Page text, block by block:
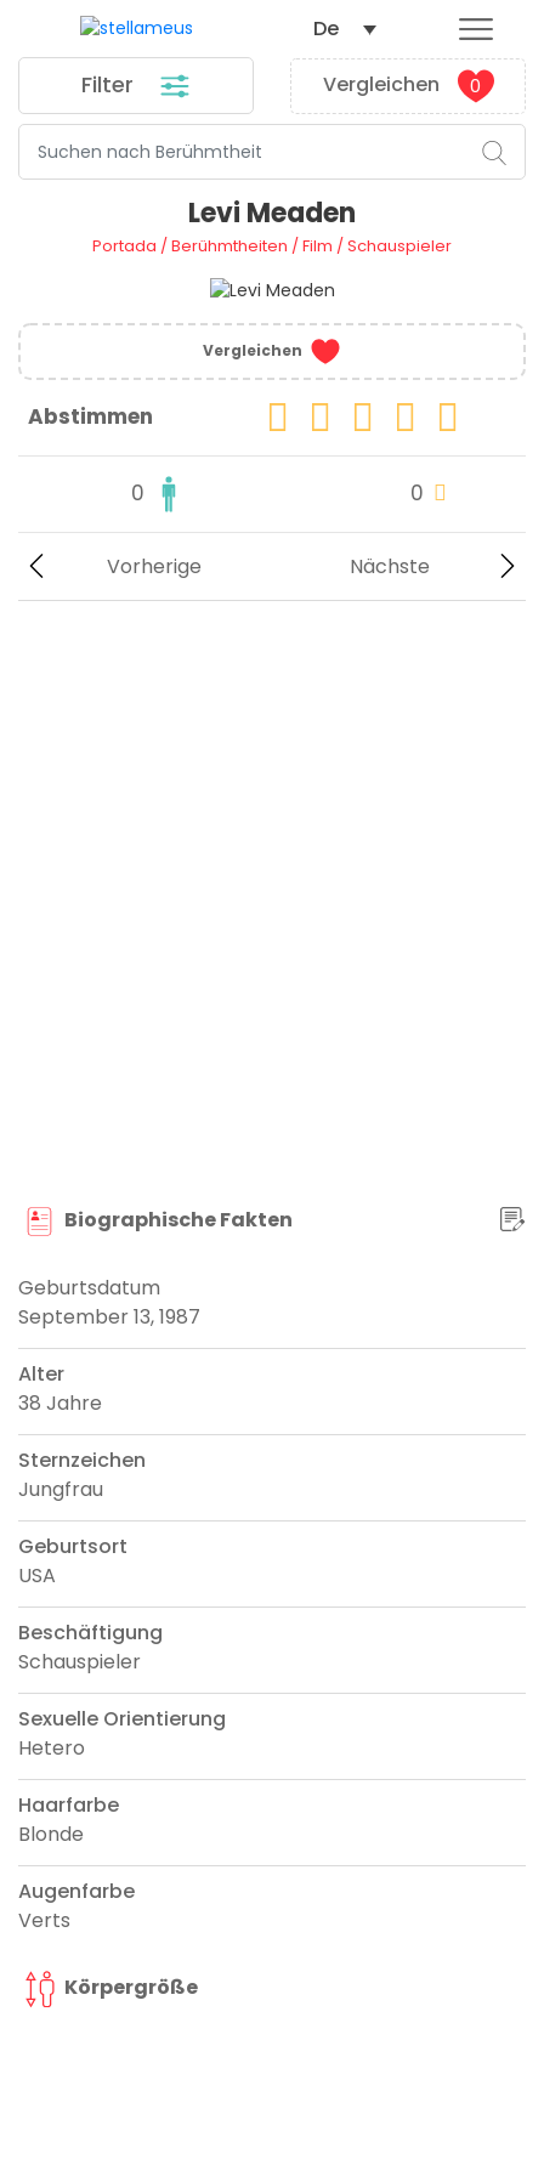
Filter Vergleichen 0
De
Levi Meaden
Portada /Berühmtheiten /Film /Schauspieler
Vergleichen
Abstimmen
0 0
Nächste
Vorherige
Biographische Fakten
Geburtsdatum
September 13, 1987
Alter
38 Jahre
Sternzeichen
Jungfrau
Geburtsort
USA
Beschäftigung
Schauspieler
Sexuelle Orientierung
Hetero
Haarfarbe
Blonde
Augenfarbe
Verts
Körpergröße